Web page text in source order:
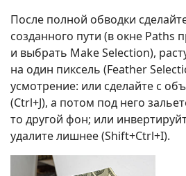
После полной обводки
созданного пути (в окне Paths
и выбрать Make Selection),
на один пиксель (Feather
усмотрение: или сделайте с
(Ctrl+J), а потом под него
то другой фон; или
удалите лишнее (Shift+Ctrl+I).